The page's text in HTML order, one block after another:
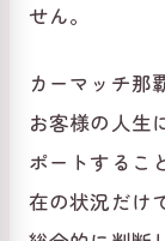
せん。
カーマッチ那
お客様の人生
ポートするこ
在の状況だけ